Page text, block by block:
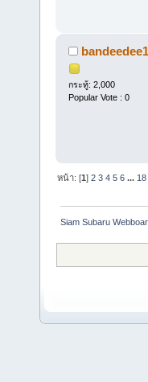
กระทู้: 2,000
Popular Vote : 0
หน้า: [1]2 3 4 5 6 ...18
Siam Subaru